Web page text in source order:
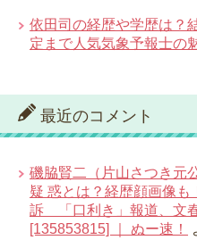
依田司の経歴や学歴は？
定まで人気気象予報士の
最近のコメント
磯脇賢二（片山さつき元
疑 惑とは？経歴顔画像も
訴 「口利き」報道、文
[135853815] ｜ ぬー速！